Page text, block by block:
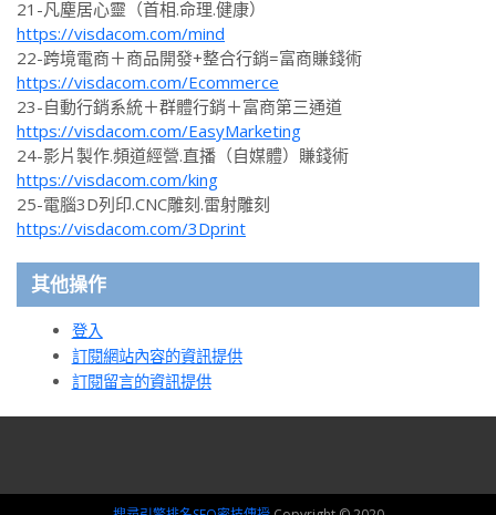
21-凡塵居心靈（首相.命理.健康）
https://visdacom.com/mind
22-跨境電商＋商品開發+整合行銷=富商賺錢術
https://visdacom.com/Ecommerce
23-自動行銷系統＋群體行銷＋富商第三通道
https://visdacom.com/EasyMarketing
24-影片製作.頻道經營.直播（自媒體）賺錢術
https://visdacom.com/king
25-電腦3D列印.CNC雕刻.雷射雕刻
https://visdacom.com/3Dprint
其他操作
登入
訂閱網站內容的資訊提供
訂閱留言的資訊提供